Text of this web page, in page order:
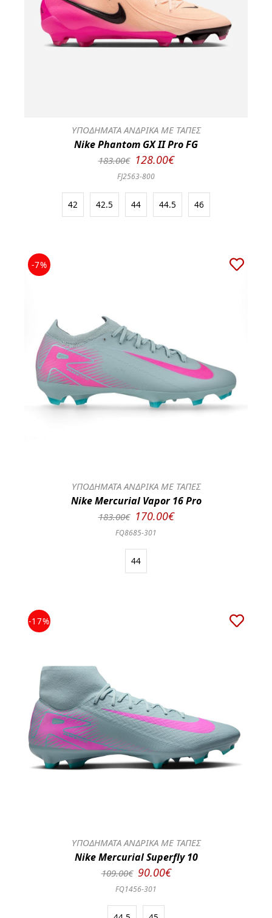
ΥΠΟΔΗΜΑΤΑ ΑΝΔΡΙΚΑ ΜΕ ΤΑΠΕΣ
Nike Phantom GX II Pro FG
183.00€ 128.00€
FJ2563-800
42 42.5 44 44.5 46
-7%
ΥΠΟΔΗΜΑΤΑ ΑΝΔΡΙΚΑ ΜΕ ΤΑΠΕΣ
Nike Mercurial Vapor 16 Pro
183.00€ 170.00€
FQ8685-301
44
-17%
ΥΠΟΔΗΜΑΤΑ ΑΝΔΡΙΚΑ ΜΕ ΤΑΠΕΣ
Nike Mercurial Superfly 10
109.00€ 90.00€
FQ1456-301